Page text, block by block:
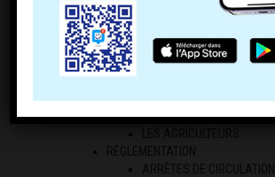
ACCUEIL
LE VILLAGE
HISTOIRE
COMMERCE
ECONOMIE LOCALE
LES PROFESSIONNELS
RÉGLEMENTATION
ARRÊTES DE CIRCULATION